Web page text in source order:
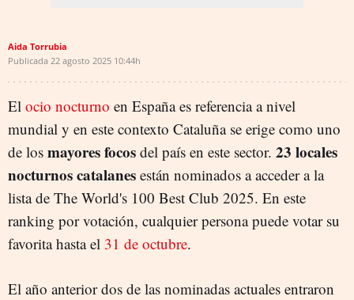
Aida Torrubia
Publicada 22 agosto 2025 10:44h
El ocio nocturno en España es referencia a nivel
mundial y en este contexto Cataluña se erige como uno
de los mayores focos del país en este sector. 23 locales
nocturnos catalanes están nominados a acceder a la
lista de The World's 100 Best Club 2025. En este
ranking por votación, cualquier persona puede votar su
favorita hasta el 31 de octubre.
El año anterior dos de las nominadas actuales entraron